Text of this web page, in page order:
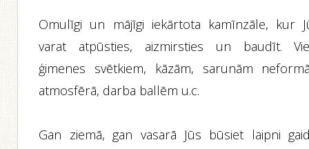
Omulīgi un mājīgi iekārtota kamīnzāle, kur
varat atpūsties, aizmirsties un baudīt.
ģimenes svētkiem, kāzām, sarunām
atmosfērā, darba ballēm u.c.
Gan ziemā, gan vasarā Jūs būsiet laipni